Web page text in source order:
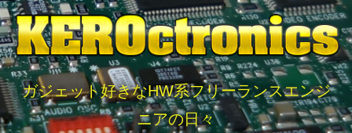
ガジェット好きなHW系フリーランスエンジ
ニアの日々